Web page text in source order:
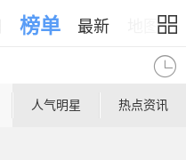
榜单 最新 地图
人气明星 热点资讯